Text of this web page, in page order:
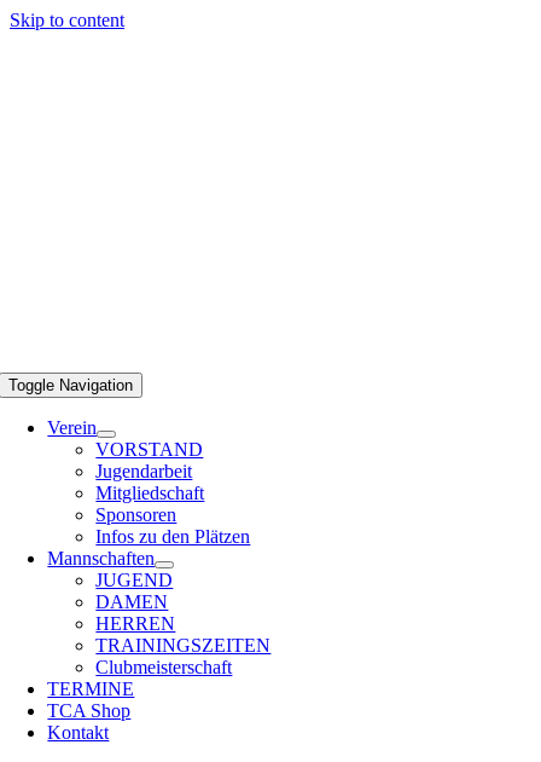
Skip to content
Toggle Navigation
Verein
VORSTAND
Jugendarbeit
Mitgliedschaft
Sponsoren
Infos zu den Plätzen
Mannschaften
JUGEND
DAMEN
HERREN
TRAININGSZEITEN
Clubmeisterschaft
TERMINE
TCA Shop
Kontakt